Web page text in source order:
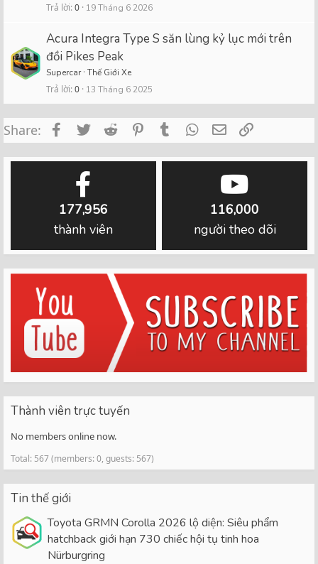
Trả lời 0 19 Tháng 6 2026
Acura Integra Type S săn lùng kỷ lục mới trên
đồi Pikes Peak
Supercar Thế Giới Xe
Trả lời 0 13 Tháng 6 2025
Share: FacebookTwitterReddit PinterestTumblrWhatsApp
Email
177,956
thành viên
116,000
người theo dõi
Thành viên trực tuyến
No members online now.
Total: 567 (members: 0, guests: 567)
Tin thế giới
Toyota GRMN Corolla 2026 lộ diện: Siêu phẩm
hatchback giới hạn 730 chiếc hội tụ tinh hoa
Nürburgring